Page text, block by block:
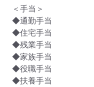
＜手当＞
◆通勤手当
◆住宅手当
◆残業手当
◆家族手当
◆役職手当
◆扶養手当